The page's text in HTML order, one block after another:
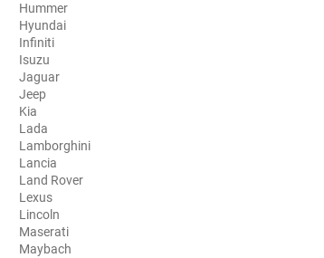
Volkswagen
Acura
Aixam
Alfa Romeo
Alpine
Aston Martin
Audi
Hummer
Hyundai
Infiniti
Isuzu
Jaguar
Jeep
Kia
Lada
Lamborghini
Lancia
Land Rover
Lexus
Lincoln
Maserati
Maybach